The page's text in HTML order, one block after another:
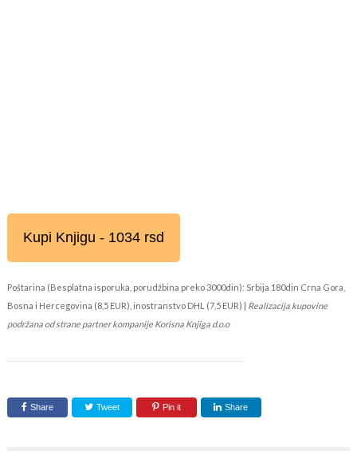
Kupi Knjigu - 1034 rsd
Poštarina (Besplatna isporuka, porudžbina preko 3000din): Srbija 180din Crna Gora,
Bosna i Hercegovina (8,5 EUR), inostranstvo DHL (7,5 EUR) | Realizacija kupovine
podržana od strane partner kompanije Korisna Knjiga d.o.o
Share Tweet Pin it Share